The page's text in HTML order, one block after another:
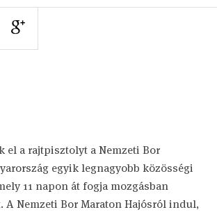
el a rajtpisztolyt a Nemzeti Bor
egyik legnagyobb közösségi
11 napon át fogja mozgásban
A Nemzeti Bor Maraton Hajósról indul,